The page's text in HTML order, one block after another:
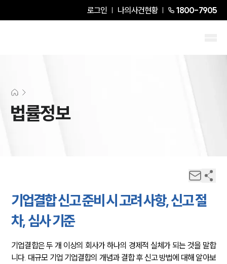
로그인 나의사건현황 1800-7905
법률정보
기업결합 신고 준비 시 고려 사항, 신고 절
차, 심사 기준
기업결합은 두 개 이상의 회사가 하나의 경제적 실체가 되는 것을 말합
니다. 대규모 기업 기업결합의 개념과 결합 후 신고 방법에 대해 알아보